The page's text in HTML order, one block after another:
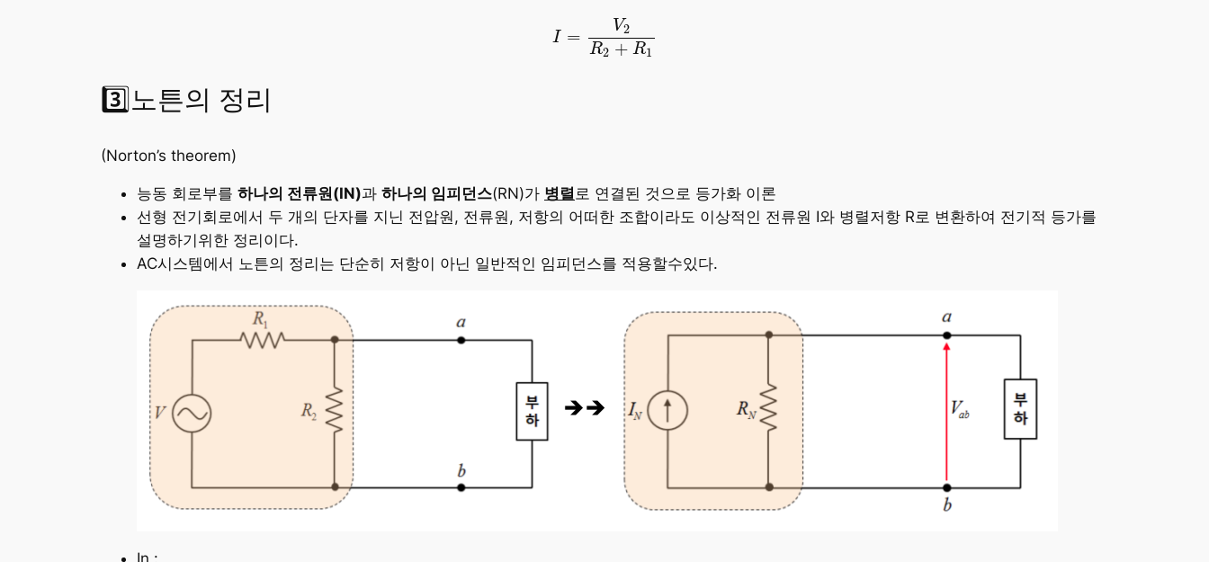
I =
V2
R2 + R1
2+
3️⃣노튼의 정리
(Norton’s theorem)
능동 회로부를 하나의 전류원(IN)과 하나의 임피던스(RN)가 병렬로 연결된 것으로 등가화 이론
선형 전기회로에서 두 개의 단자를 지닌 전압원, 전류원, 저항의 어떠한 조합이라도 이상적인 전류원 I와 병렬저항 R로 변환하여 전기적 등가를
설명하기위한 정리이다.
AC시스템에서 노튼의 정리는 단순히 저항이 아닌 일반적인 임피던스를 적용할수있다.
In :